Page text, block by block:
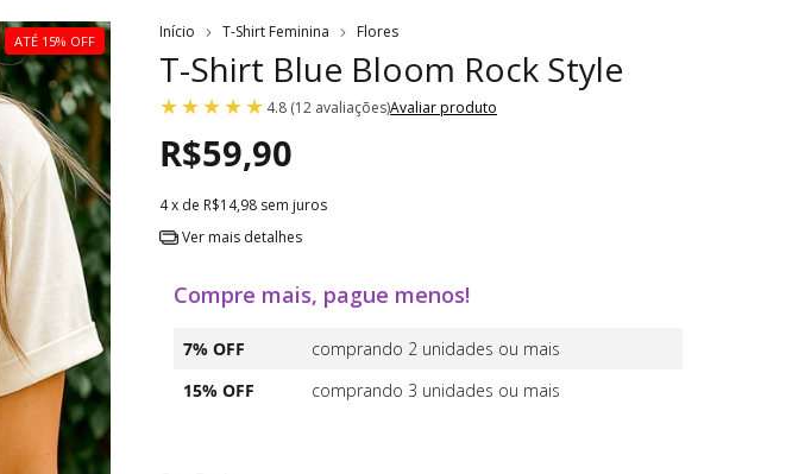
ATÉ 15% OFF Início T-Shirt Feminina Flores
T-Shirt Blue Bloom Rock Style
4.8 (12 avaliações)Avaliar produto
R$59,90
4x de R$14,98 sem juros
Ver mais detalhes
Compre mais, pague menos!
7% OFF
comprando 2 unidades ou mais
15% OFF
comprando 3 unidades ou mais